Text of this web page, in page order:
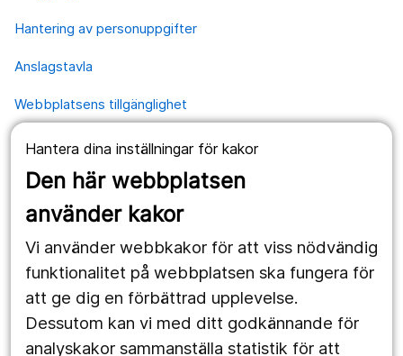
Hantera dina inställningar för kakor
Den här webbplatsen
använder kakor
Vi använder webbkakor för att viss nödvändig
funktionalitet på webbplatsen ska fungera för
att ge dig en förbättrad upplevelse.
Dessutom kan vi med ditt godkännande för
analyskakor sammanställa statistik för att
Hantering av personuppgifter
Anslagstavla
Webbplatsens tillgänglighet
Våra webbplatser
1177.se
Vårdgivare
Följ oss